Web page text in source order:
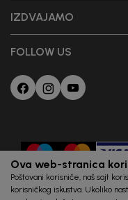
IZDVAJAMO
FOLLOW US
Ova web-stranica
Poštovani korisniče, naš sajt
korisničkog iskustva. Ukoliko